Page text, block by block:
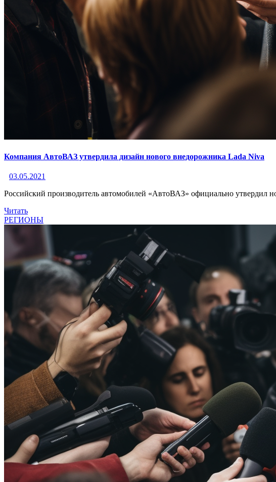
Компания АвтоВАЗ утвердила дизайн нового внедорожника Lada Niva
03.05.2021
Российский производитель автомобилей «АвтоВАЗ» официально утвердил
Читать
РЕГИОНЫ